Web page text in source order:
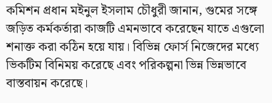
কমিশন প্রধান মইনুল ইসলাম চৌধুরী জানান, গুমের সঙ্গে
জড়িত কর্মকর্তারা কাজটি এমনভাবে করেছেন যাতে এগুলো
শনাক্ত করা কঠিন হয়ে যায়। বিভিন্ন ফোর্স নিজেদের মধ্যে
ভিকটিম বিনিময় করেছে এবং পরিকল্পনা ভিন্ন ভিন্নভাবে
বাস্তবায়ন করেছে।